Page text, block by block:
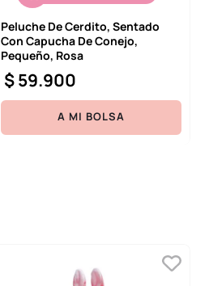
Peluche De Cerdito, Sentado
Con Capucha De Conejo,
Pequeño, Rosa
$59.900
A MI BOLSA